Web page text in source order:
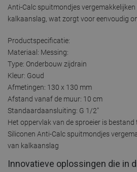
Anti-Calc spuitmondjes
kalkaanslag, wat zorgt voor eenvoudig
Productspecificatie:
Materiaal: Messing:
Type: Onderbouw zijdrain
Kleur: Goud
Afmetingen: 130 x 130 mm
Afstand vanaf de muur: 10 cm
Standaardaansluiting: G 1/2"
Het oppervlak van de sproeier is
Siliconen Anti-Calc spuitmondjes
van kalkaanslag
Innovatieve oplossingen die in